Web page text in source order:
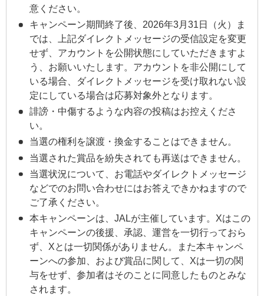
意ください。
キャンペーン期間終了後、2026年3月31日（火）ま
では、上記ダイレクトメッセージの受信設定を変更
せず、アカウントを公開状態にしていただきますよ
う、お願いいたします。アカウントを非公開にして
いる場合、ダイレクトメッセージを受け取れない設
定にしている場合は応募対象外となります。
誹謗・中傷するような内容の投稿はお控えくださ
い。
当選の権利を譲渡・換金することはできません。
当選された賞品を紛失されても再送はできません。
当選状況について、お電話やダイレクトメッセージ
などでのお問い合わせにはお答えできかねますので
ご了承ください。
本キャンペーンは、JALが主催しています。Xはこの
キャンペーンの後援、承認、運営を一切行っておら
ず、Xとは一切関係がありません。また本キャンペ
ーンへの参加、および賞品に関して、Xは一切の関
与をせず、参加者はそのことに同意したものとみな
されます。